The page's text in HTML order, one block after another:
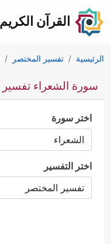
القرآن الكريم
الرئيسية تفسير المختصر
سورة الشعراء تفسير
اختر سورة
اختر التفسير